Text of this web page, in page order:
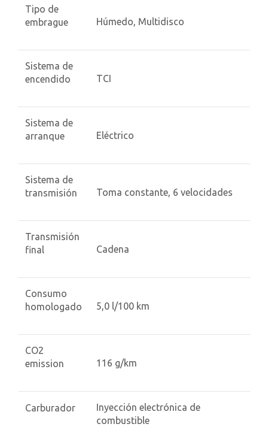
Tipo de
embrague
Húmedo, Multidisco
Sistema de
encendido
TCI
Sistema de
arranque
Eléctrico
Sistema de
transmisión
Toma constante, 6 velocidades
Transmisión
final
Cadena
Consumo
homologado
5,0 l/100 km
CO2
emission
116 g/km
Carburador
Inyección electrónica de
combustible